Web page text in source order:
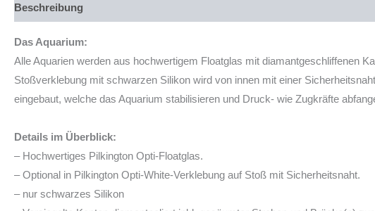
Beschreibung
Das Aquarium:
Alle Aquarien werden aus hochwertigem Floatglas mit diamantgeschliffenen
Stoßverklebung mit schwarzen Silikon wird von innen mit einer
eingebaut, welche das Aquarium stabilisieren und Druck- wie Zugkräfte
Details im Überblick:
– Hochwertiges Pilkington Opti-Floatglas.
– Optional in Pilkington Opti-White-Verklebung auf Stoß mit Sicherheitsnaht.
– nur schwarzes Silikon